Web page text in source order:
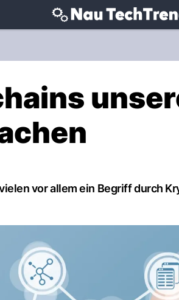
techtrends.NAU.ch
vor allem ein Begriff durch